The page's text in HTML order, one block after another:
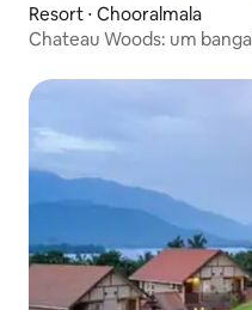
Resort ⋅ Chooralmala
Chateau Woods: um